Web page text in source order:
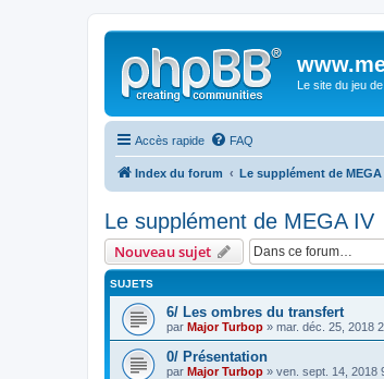
Le site du jeu
Accès rapide FAQ
Index du forum Le supplément de MEGA
Le supplément de MEGA IV
Nouveau sujet
SUJETS
6/ Les ombres du transfert
par Major Turbop » mar. déc. 25, 2018
0/ Présentation
par Major Turbop » ven. sept. 14, 2018